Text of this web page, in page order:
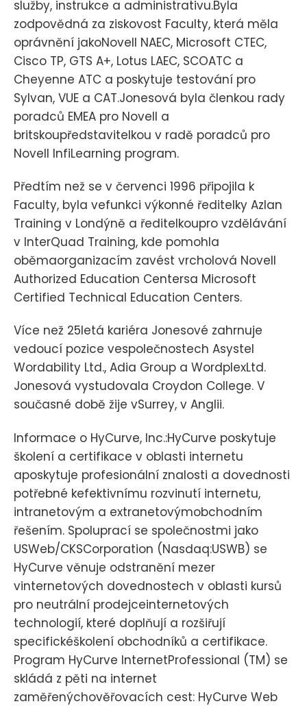
služby, instrukce a administrativu.Byla
zodpovědná za ziskovost Faculty, která měla
oprávnění jakoNovell NAEC, Microsoft CTEC,
Cisco TP, GTS A+, Lotus LAEC, SCOATC a
Cheyenne ATC a poskytuje testování pro
Sylvan, VUE a CAT.Jonesová byla členkou rady
poradců EMEA pro Novell a
britskoupředstavitelkou v radě poradců pro
Novell InfiLearning program.
Předtím než se v červenci 1996 připojila k
Faculty, byla vefunkci výkonné ředitelky Azlan
Training v Londýně a ředitelkoupro vzdělávání
v InterQuad Training, kde pomohla
oběmaorganizacím zavést vrcholová Novell
Authorized Education Centersa Microsoft
Certified Technical Education Centers.
Více než 25letá kariéra Jonesové zahrnuje
vedoucí pozice vespolečnostech Asystel
Wordability Ltd., Adia Group a WordplexLtd.
Jonesová vystudovala Croydon College. V
současné době žije vSurrey, v Anglii.
Informace o HyCurve, Inc.:HyCurve poskytuje
školení a certifikace v oblasti internetu
aposkytuje profesionální znalosti a dovednosti
potřebné kefektivnímu rozvinutí internetu,
intranetovým a extranetovýmobchodním
řešením. Spoluprací se společnostmi jako
USWeb/CKSCorporation (Nasdaq:USWB) se
HyCurve věnuje odstranění mezer
vinternetových dovednostech v oblasti kursů
pro neutrální prodejceinternetových
technologií, které doplňují a rozšiřují
specifickéškolení obchodníků a certifikace.
Program HyCurve InternetProfessional (TM) se
skládá z pěti na internet
zaměřenýchověřovacích cest: HyCurve Web